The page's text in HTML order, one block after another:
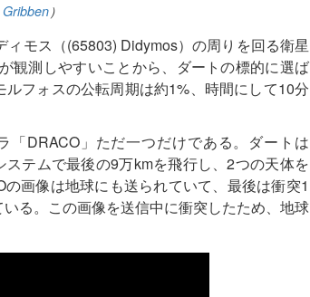
）
モス（(65803) Didymos）の周りを回る衛星
観測しやすいことから、ダートの標的に選ば
フォスの公転周期は約1%、時間にして10分
DRACO」ただ一つだけである。ダートは
テムで最後の9万kmを飛行し、2つの天体を
画像は地球にも送られていて、最後は衝突1
る。この画像を送信中に衝突したため、地球